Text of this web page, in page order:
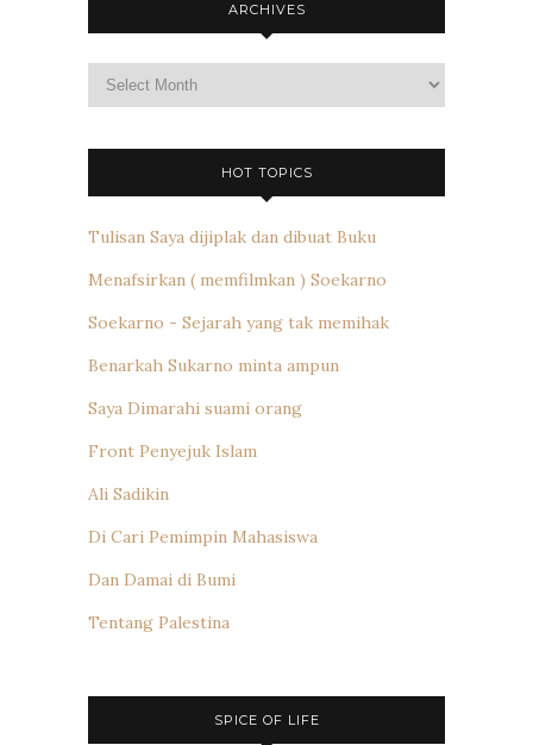
ARCHIVES
HOT TOPICS
Tulisan Saya dijiplak dan dibuat Buku
Menafsirkan ( memfilmkan ) Soekarno
Soekarno - Sejarah yang tak memihak
Benarkah Sukarno minta ampun
Saya Dimarahi suami orang
Front Penyejuk Islam
Ali Sadikin
Di Cari Pemimpin Mahasiswa
Dan Damai di Bumi
Tentang Palestina
SPICE OF LIFE